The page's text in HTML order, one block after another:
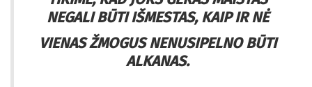
NEGALI BŪTI IŠMESTAS, KAIP IR NĖ
VIENAS ŽMOGUS NENUSIPELNO BŪTI
ALKANAS.